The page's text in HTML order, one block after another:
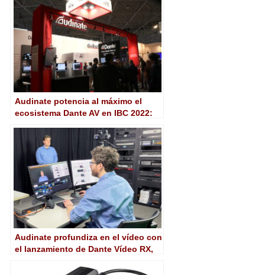
Audinate potencia al máximo el
ecosistema Dante AV en IBC 2022:
Audinate profundiza en el vídeo con
el lanzamiento de Dante Vídeo RX,